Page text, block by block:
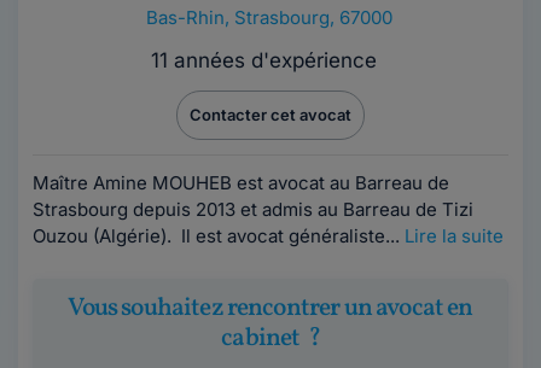
Bas-Rhin, Strasbourg, 67000
11 années d'expérience
Contacter cet avocat
Maître Amine MOUHEB est avocat au Barreau de
Strasbourg depuis 2013 et admis au Barreau de Tizi
Ouzou (Algérie). Il est avocat généraliste... Lire la suite
Vous souhaitez rencontrer un avocat en
cabinet ?